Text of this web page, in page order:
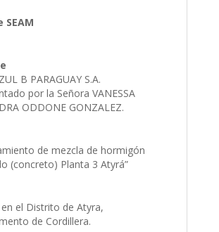
SEAM
B PARAGUAY S.A.
por la Señora VANESSA
ODDONE GONZALEZ.
de mezcla de hormigón
(concreto) Planta 3 Atyrá”
el Distrito de Atyra,
de Cordillera.